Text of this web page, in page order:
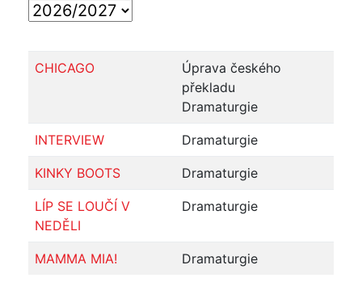
CHICAGO
Úprava českého
překladu
Dramaturgie
INTERVIEW Dramaturgie
KINKY BOOTS Dramaturgie
LÍP SE LOUČÍ V
NEDĚLI
Dramaturgie
MAMMA MIA! Dramaturgie